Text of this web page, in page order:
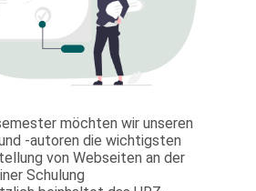
möchten wir unseren
-autoren die wichtigsten
von Webseiten an der
Schulung